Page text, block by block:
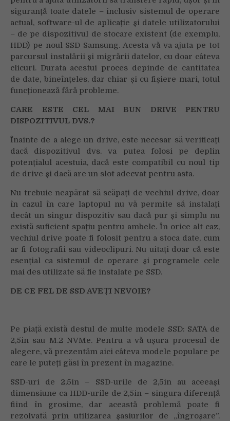
siguranță toate datele – inclusiv sistemul de operare
actual, software-ul de aplicație și datele utilizatorului
– de pe dispozitivul de stocare existent (de exemplu,
HDD) pe noul SSD Samsung. Acesta vă va ajuta pe tot
parcursul instalării și migrării datelor, cu doar câteva
clicuri. Durata acestui proces depinde de cantitatea
de date, bineînțeles, dar chiar și cu fișiere mari, totul
funcționează fără probleme.
CARE ESTE CEL MAI BUN DRIVE PENTRU
DISPOZITIVUL DVS.?
Înainte de a alege un drive, este necesar să verificați
dacă dispozitivul dvs. va putea folosi pe deplin
potențialul acestuia, dacă este compatibil cu noul tip
de drive și dacă are un slot adecvat pentru asta.
Nu trebuie neapărat să scăpați de vechiul drive, doar
în cazul în care laptopul nu vă permite să instalați
decât un singur dispozitiv sau dacă pur și simplu nu
există suficient spațiu pentru ambele. În orice alt caz,
vechiul drive poate fi folosit pentru a stoca date, cum
ar fi fotografii sau videoclipuri. Nu uitați doar că este
esențial ca sistemul de operare și programele cele
mai des utilizate să fie instalate pe SSD.
DE CE FEL DE SSD AVEȚI NEVOIE?
Pe piață există destul de multe modele SSD: SATA de
2,5in sau M.2 NVMe. Pentru a vă ușura procesul de
alegere, vă prezentăm aici câteva modele populare pe
care le puteți găsi în prezent în magazine.
SSD-uri de 2,5in – SSD-urile de 2,5in au aceeași
dimensiune ca HDD-urile de 2,5in – singura diferență
fiind în grosime, dar această problemă poate fi
rezolvată prin utilizarea șasiurilor de „îngroșare”.